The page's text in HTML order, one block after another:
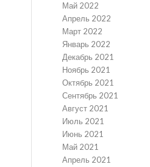
Май 2022
Апрель 2022
Март 2022
Январь 2022
Декабрь 2021
Ноябрь 2021
Октябрь 2021
Сентябрь 2021
Август 2021
Июль 2021
Июнь 2021
Май 2021
Апрель 2021